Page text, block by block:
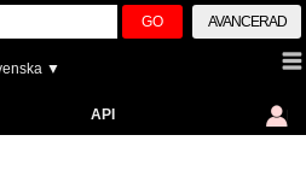
GO AVANCERAD
▼
API